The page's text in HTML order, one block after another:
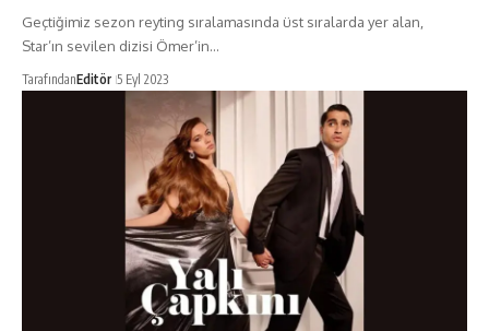
Geçtiğimiz sezon reyting sıralamasında üst sıralarda yer alan,
Star’ın sevilen dizisi Ömer’in…
TarafındanEditör 5 Eyl 2023